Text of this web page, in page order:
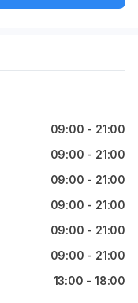
09:00 - 21:00
09:00 - 21:00
09:00 - 21:00
09:00 - 21:00
09:00 - 21:00
09:00 - 21:00
13:00 - 18:00